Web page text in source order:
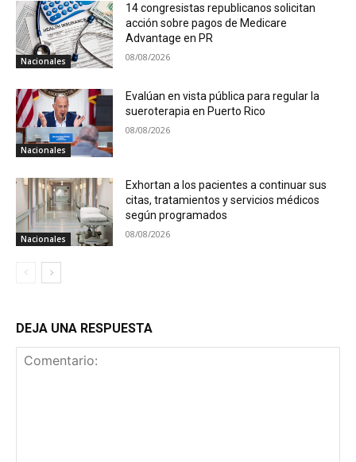
Nacionales
14 congresistas republicanos solicitan
acción sobre pagos de Medicare
Advantage en PR
08/08/2026
Nacionales
Evalúan en vista pública para regular la
sueroterapia en Puerto Rico
08/08/2026
Nacionales
Exhortan a los pacientes a continuar sus
citas, tratamientos y servicios médicos
según programados
08/08/2026
DEJA UNA RESPUESTA